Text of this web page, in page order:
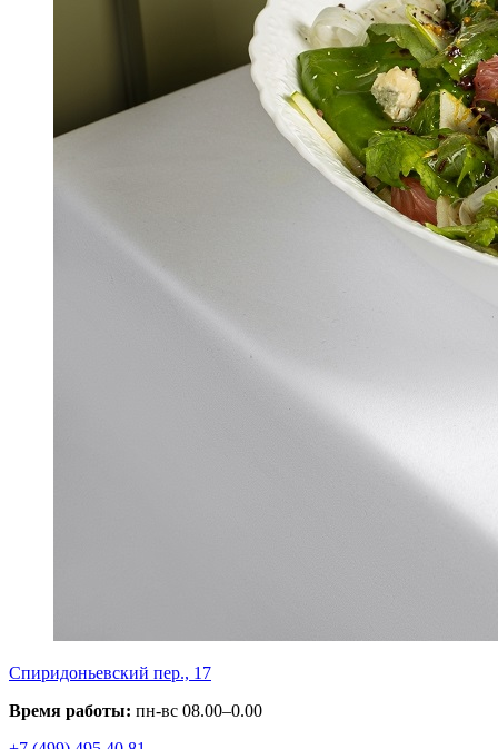
Спиридоньевский пер., 17
Время работы: пн-вс 08.00–0.00